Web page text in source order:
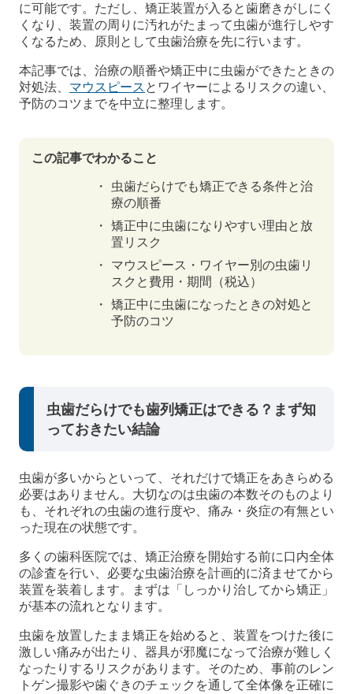
に可能です。ただし、矯正装置が入ると歯磨きがしにく
くなり、装置の周りに汚れがたまって虫歯が進行しやす
くなるため、原則として虫歯治療を先に行います。
本記事では、治療の順番や矯正中に虫歯ができたときの
対処法、 マウスピース とワイヤーによるリスクの違い、
予防のコツまでを中立に整理します。
この記事でわかること
虫歯だらけでも矯正できる条件と治
療の順番
矯正中に虫歯になりやすい理由と放
置リスク
マウスピース・ワイヤー別の虫歯リ
スクと費用・期間（税込）
矯正中に虫歯になったときの対処と
予防のコツ
虫歯だらけでも歯列矯正はできる？まず知
っておきたい結論
虫歯が多いからといって、それだけで矯正をあきらめる
必要はありません。大切なのは虫歯の本数そのものより
も、それぞれの虫歯の進行度や、痛み・炎症の有無とい
った現在の状態です。
多くの歯科医院では、矯正治療を開始する前に口内全体
の診査を行い、必要な虫歯治療を計画的に済ませてから
装置を装着します。まずは「しっかり治してから矯正」
が基本の流れとなります。
虫歯を放置したまま矯正を始めると、装置をつけた後に
激しい痛みが出たり、器具が邪魔になって治療が難しく
なったりするリスクがあります。そのため、事前のレン
トゲン撮影や歯ぐきのチェックを通して全体像を正確に